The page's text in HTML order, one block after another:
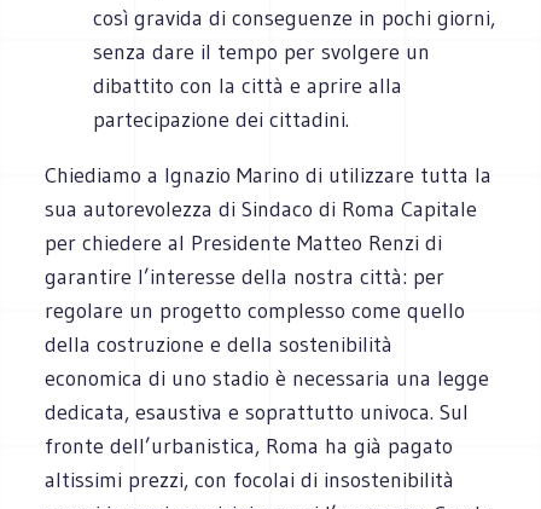
così gravida di conseguenze in pochi giorni,
senza dare il tempo per svolgere un
dibattito con la città e aprire alla
partecipazione dei cittadini.
Chiediamo a Ignazio Marino di utilizzare tutta la
sua autorevolezza di Sindaco di Roma Capitale
per chiedere al Presidente Matteo Renzi di
garantire l’interesse della nostra città: per
regolare un progetto complesso come quello
della costruzione e della sostenibilità
economica di uno stadio è necessaria una legge
dedicata, esaustiva e soprattutto univoca. Sul
fronte dell’urbanistica, Roma ha già pagato
altissimi prezzi, con focolai di insostenibilità